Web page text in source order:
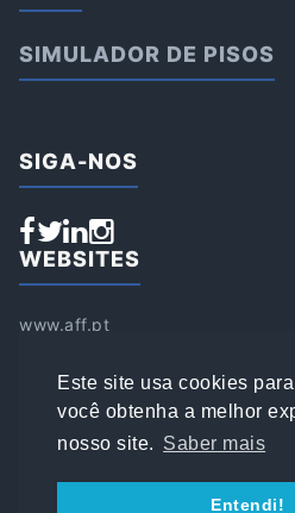
Este site usa cookies
você obtenha a melhor
nosso site. Saber mais
Entendi!
SIMULADOR DE PISOS
SIGA-NOS
WEBSITES
www.aff.pt
PESQUISAR